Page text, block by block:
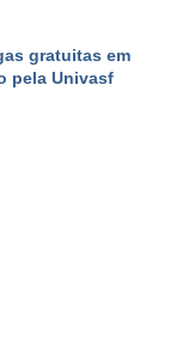
gratuitas em
pela Univasf